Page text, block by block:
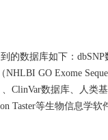
数据库如下：dbSNP
GO Exome
、ClinVar数据库、人
Taster等生物信息学